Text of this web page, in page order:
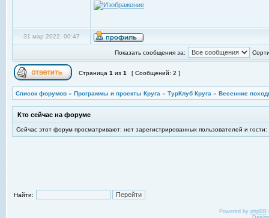
31 мар 2022, 00:47
Показать сообщения за:
Страница 1 из 1 [ Сообщений: 2 ]
Список форумов » Программы и проекты Круга » ТурКлуб Круга » Весенние
Кто сейчас на форуме
Сейчас этот форум просматривают: нет зарегистрированных пользователей и гости:
Найти:
Powered by phpBB